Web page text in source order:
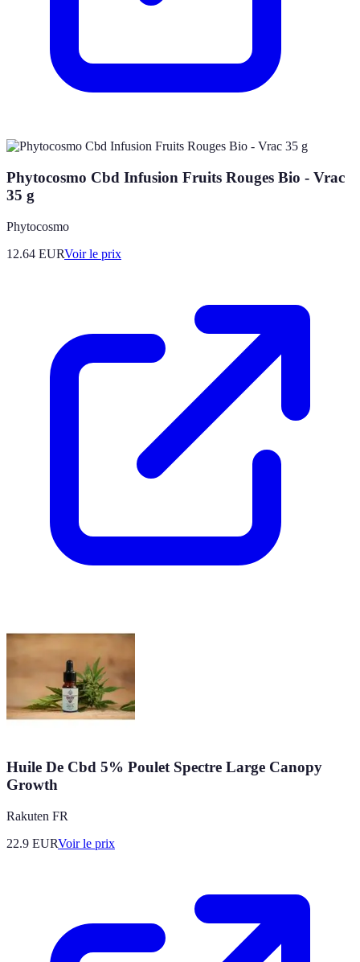
Phytocosmo Cbd Infusion Fruits Rouges Bio - Vrac
35 g
Phytocosmo
12.64 EURVoir le prix
Huile De Cbd 5% Poulet Spectre Large Canopy
Growth
Rakuten FR
22.9 EURVoir le prix